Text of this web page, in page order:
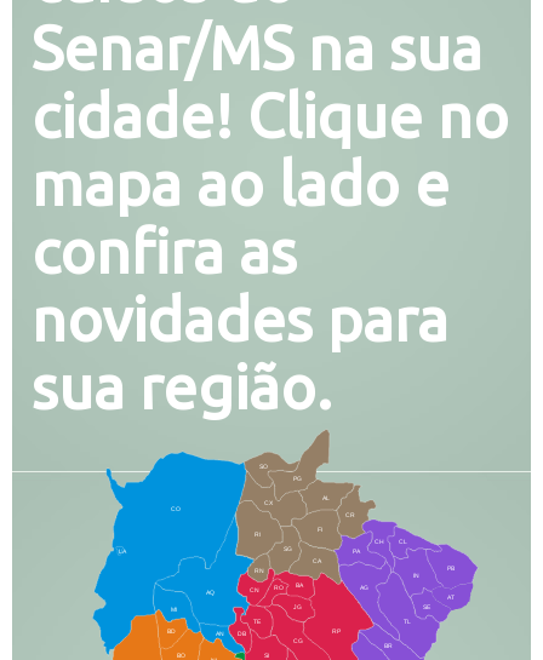
Senar/MS na sua
cidade! Clique no
mapa ao lado e
confira as
novidades para
sua região.
CO
AQ
MI
AN
CX
RI
AL
CR
FI
SG
BA
CA
PA
CH CL
PB
SE
TL
AG
BR
RP
RO
JG
CG
SI
BD
BO
DB
TE
IN
RN
CN
AT
PG
SO
LA